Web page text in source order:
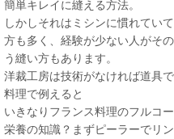
簡単キレイに縫える方法。
しかしそれはミシンに慣れてい
方も多く、経験が少ない人がそ
う縫い方もあります。
洋裁工房は技術がなければ道具
料理で例えると
いきなりフランス料理のフルコ
栄養の知識？まずピーラーでリ